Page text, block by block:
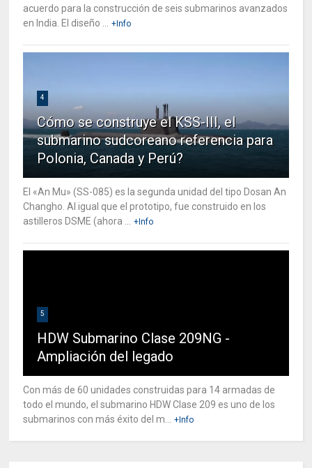
acuerdo para la construcción de seis submarinos avanzados
en India. El diseño ...
+Info
4
Cómo se construye el KSS-III, el
submarino sudcoreano referencia para
Polonia, Canada y Perú?
El «An Mu» (SS-085) es la segunda unidad del tipo Dosan An
Changho. Al igual que el prototipo, fue construido en los
astilleros DSME (ahora ...
+Info
5
HDW Submarino Clase 209NG -
Ampliación del legado
Con más de 60 unidades construidas para 14 armadas de
todo el mundo, el submarino HDW Clase 209 es uno de los
submarinos con más éxito del m...
+Info